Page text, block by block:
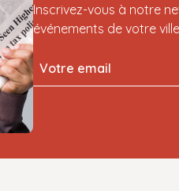
Inscrivez-vous à notre
événements de votre